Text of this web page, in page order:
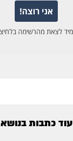
עוד כתבות בנושא